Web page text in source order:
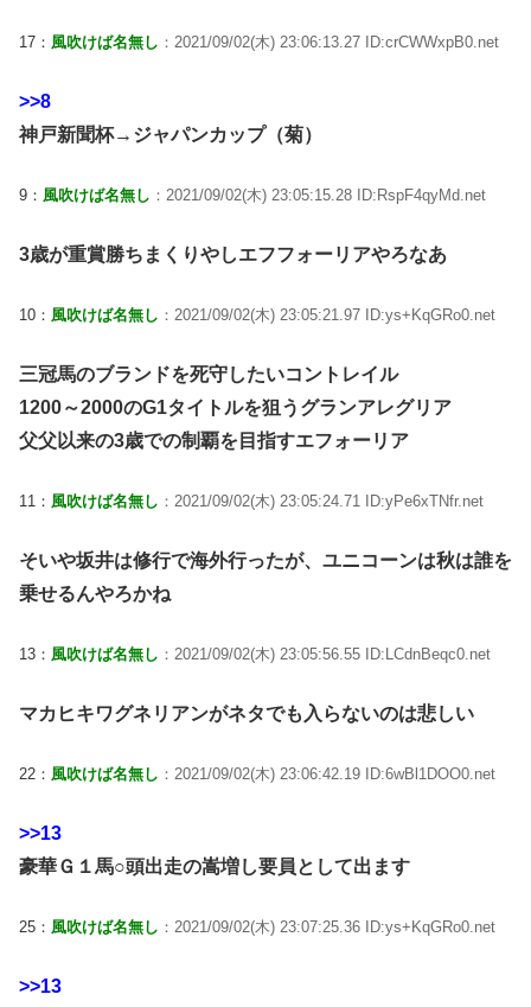
17： 風吹けば名無し ：2021/09/02(木) 23:06:13.27 ID:crCWWxpB0.net
>>8
神戸新聞杯→ジャパンカップ（菊）
9： 風吹けば名無し ：2021/09/02(木) 23:05:15.28 ID:RspF4qyMd.net
3歳が重賞勝ちまくりやしエフフォーリアやろなあ
10： 風吹けば名無し ：2021/09/02(木) 23:05:21.97 ID:ys+KqGRo0.net
三冠馬のブランドを死守したいコントレイル
1200～2000のG1タイトルを狙うグランアレグリア
父父以来の3歳での制覇を目指すエフォーリア
11： 風吹けば名無し ：2021/09/02(木) 23:05:24.71 ID:yPe6xTNfr.net
そいや坂井は修行で海外行ったが、ユニコーンは秋は誰を
乗せるんやろかね
13： 風吹けば名無し ：2021/09/02(木) 23:05:56.55 ID:LCdnBeqc0.net
マカヒキワグネリアンがネタでも入らないのは悲しい
22： 風吹けば名無し ：2021/09/02(木) 23:06:42.19 ID:6wBl1DOO0.net
>>13
豪華Ｇ１馬○頭出走の嵩増し要員として出ます
25： 風吹けば名無し ：2021/09/02(木) 23:07:25.36 ID:ys+KqGRo0.net
>>13